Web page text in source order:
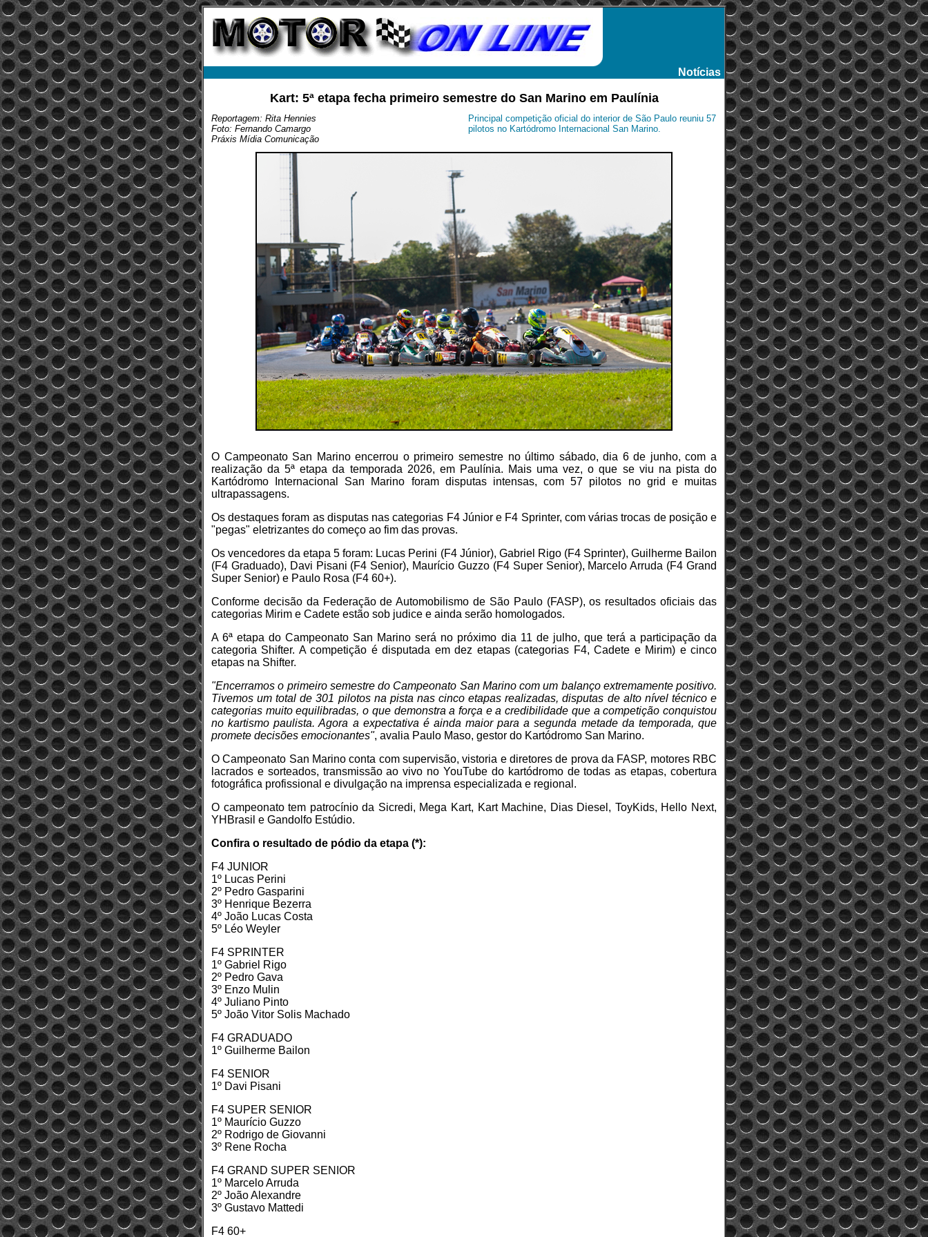
Notícias
Kart: 5ª etapa fecha primeiro semestre do San Marino em Paulínia
Reportagem: Rita Hennies
Foto: Fernando Camargo
Práxis Mídia Comunicação
Principal competição oficial do interior de São Paulo reuniu 57
pilotos no Kartódromo Internacional San Marino.
O Campeonato San Marino encerrou o primeiro semestre no último sábado, dia 6 de junho, com a
realização da 5ª etapa da temporada 2026, em Paulínia. Mais uma vez, o que se viu na pista do
Kartódromo Internacional San Marino foram disputas intensas, com 57 pilotos no grid e muitas
ultrapassagens.
Os destaques foram as disputas nas categorias F4 Júnior e F4 Sprinter, com várias trocas de posição e
"pegas" eletrizantes do começo ao fim das provas.
Os vencedores da etapa 5 foram: Lucas Perini (F4 Júnior), Gabriel Rigo (F4 Sprinter), Guilherme Bailon
(F4 Graduado), Davi Pisani (F4 Senior), Maurício Guzzo (F4 Super Senior), Marcelo Arruda (F4 Grand
Super Senior) e Paulo Rosa (F4 60+).
Conforme decisão da Federação de Automobilismo de São Paulo (FASP), os resultados oficiais das
categorias Mirim e Cadete estão sob judice e ainda serão homologados.
A 6ª etapa do Campeonato San Marino será no próximo dia 11 de julho, que terá a participação da
categoria Shifter. A competição é disputada em dez etapas (categorias F4, Cadete e Mirim) e cinco
etapas na Shifter.
"Encerramos o primeiro semestre do Campeonato San Marino com um balanço extremamente positivo.
Tivemos um total de 301 pilotos na pista nas cinco etapas realizadas, disputas de alto nível técnico e
categorias muito equilibradas, o que demonstra a força e a credibilidade que a competição conquistou
no kartismo paulista. Agora a expectativa é ainda maior para a segunda metade da temporada, que
promete decisões emocionantes", avalia Paulo Maso, gestor do Kartódromo San Marino.
O Campeonato San Marino conta com supervisão, vistoria e diretores de prova da FASP, motores RBC
lacrados e sorteados, transmissão ao vivo no YouTube do kartódromo de todas as etapas, cobertura
fotográfica profissional e divulgação na imprensa especializada e regional.
O campeonato tem patrocínio da Sicredi, Mega Kart, Kart Machine, Dias Diesel, ToyKids, Hello Next,
YHBrasil e Gandolfo Estúdio.
Confira o resultado de pódio da etapa (*):
F4 JUNIOR
1º Lucas Perini
2º Pedro Gasparini
3º Henrique Bezerra
4º João Lucas Costa
5º Léo Weyler
F4 SPRINTER
1º Gabriel Rigo
2º Pedro Gava
3º Enzo Mulin
4º Juliano Pinto
5º João Vitor Solis Machado
F4 GRADUADO
1º Guilherme Bailon
F4 SENIOR
1º Davi Pisani
F4 SUPER SENIOR
1º Maurício Guzzo
2º Rodrigo de Giovanni
3º Rene Rocha
F4 GRAND SUPER SENIOR
1º Marcelo Arruda
2º João Alexandre
3º Gustavo Mattedi
F4 60+